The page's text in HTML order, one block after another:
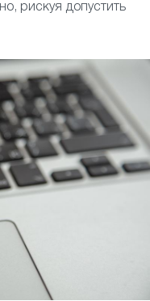
рискуя допустить